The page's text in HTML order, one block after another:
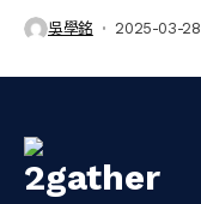
吳學銘 2025-03-28